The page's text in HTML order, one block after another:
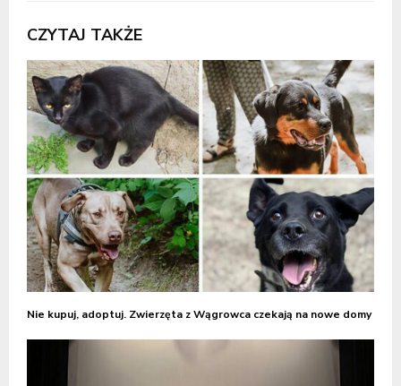
CZYTAJ TAKŻE
Nie kupuj, adoptuj. Zwierzęta z Wągrowca czekają na nowe domy